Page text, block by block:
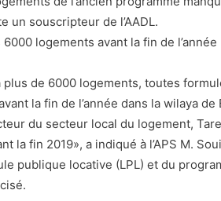
un souscripteur de l’AADL.
logements avant la fin de l’année
plus de 6000 logements, toutes
la fin de l’année dans la wilaya
du secteur local du logement,
la fin 2019», a indiqué à l’APS M.
publique locative (LPL) et du